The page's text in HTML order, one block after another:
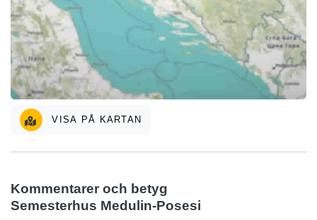
VISA PÅ KARTAN
Kommentarer och betyg
Semesterhus Medulin-Posesi